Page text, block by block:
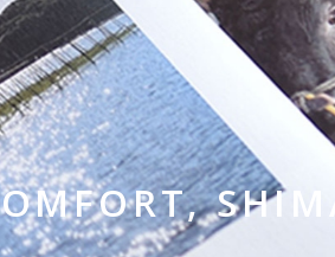
SHIMA